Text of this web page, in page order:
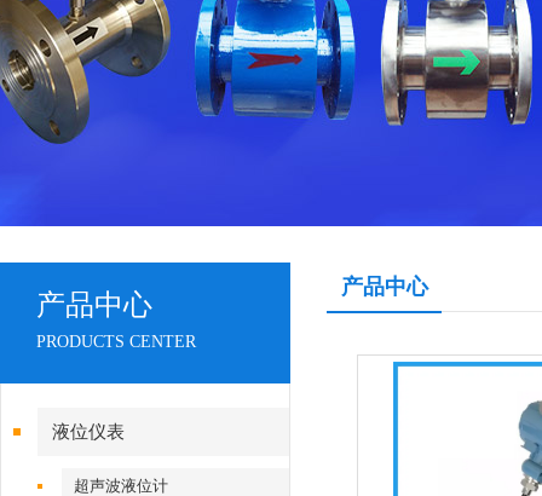
产品中心
PRODUCTS CENTER
液位仪表
超声波液位计
产品中心